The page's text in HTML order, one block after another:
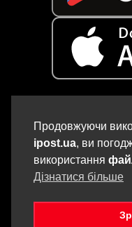
Продовжуючи
ipost.ua, ви
використання
Дізнатися більше